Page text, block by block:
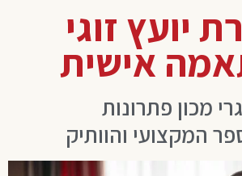
יועץ זוגי
אישית
מכון פתרונות
המקצועי והוותיק